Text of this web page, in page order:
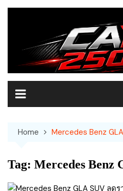
Skip
Home Mercedes Benz
Tag: Mercedes Benz